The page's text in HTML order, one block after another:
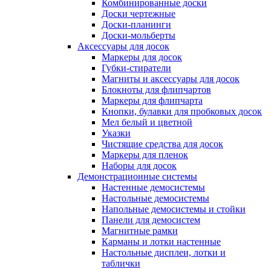
Комбинированные доски
Доски чертежные
Доски-планинги
Доски-мольберты
Аксессуары для досок
Маркеры для досок
Губки-стиратели
Магниты и аксессуары для досок
Блокноты для флипчартов
Маркеры для флипчарта
Кнопки, булавки для пробковых досок
Мел белый и цветной
Указки
Чистящие средства для досок
Маркеры для пленок
Наборы для досок
Демонстрационные системы
Настенные демосистемы
Настольные демосистемы
Напольные демосистемы и стойки
Панели для демосистем
Магнитные рамки
Карманы и лотки настенные
Настольные дисплеи, лотки и
таблички